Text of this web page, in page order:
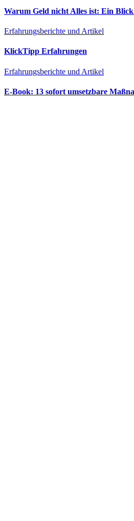
Warum Geld nicht Alles ist: Ein
Erfahrungsberichte und Artikel
KlickTipp Erfahrungen
Erfahrungsberichte und Artikel
E‑Book: 13 sofort umsetzbare